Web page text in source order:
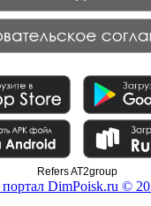
Refers AT2group
DimPoisk.ru ©